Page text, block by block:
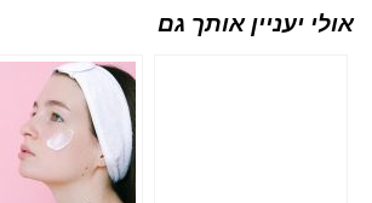
אולי יעניין אותך גם